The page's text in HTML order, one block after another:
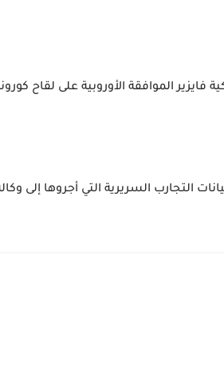
فايزير الموافقة الأوروبية على لقاح
التجارب السريرية التي أجروها إلى وكالة